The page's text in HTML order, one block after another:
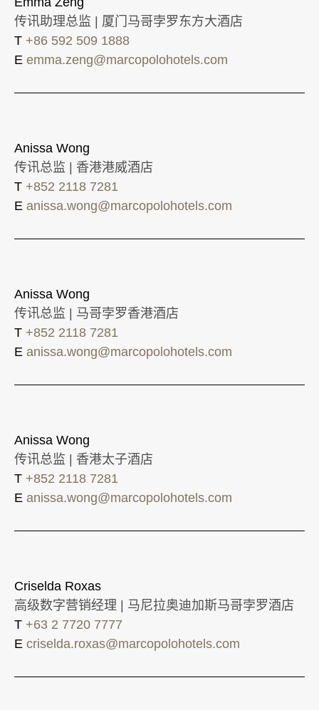
传讯助理总监 | 厦门马哥孛罗东方大酒店
T +86 592 509 1888
E emma.zeng@marcopolohotels.com
Anissa Wong
传讯总监 | 香港港威酒店
T +852 2118 7281
E anissa.wong@marcopolohotels.com
Anissa Wong
传讯总监 | 马哥孛罗香港酒店
T +852 2118 7281
E anissa.wong@marcopolohotels.com
Anissa Wong
传讯总监 | 香港太子酒店
T +852 2118 7281
E anissa.wong@marcopolohotels.com
Criselda Roxas
高级数字营销经理 | 马尼拉奥迪加斯马哥孛罗酒店
T +63 2 7720 7777
E criselda.roxas@marcopolohotels.com